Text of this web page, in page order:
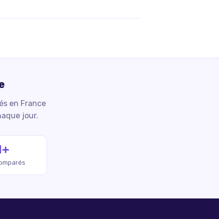
en France
jour.